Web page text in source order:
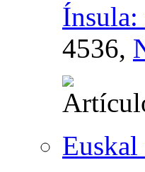
Ínsula:
4536,
Euskal